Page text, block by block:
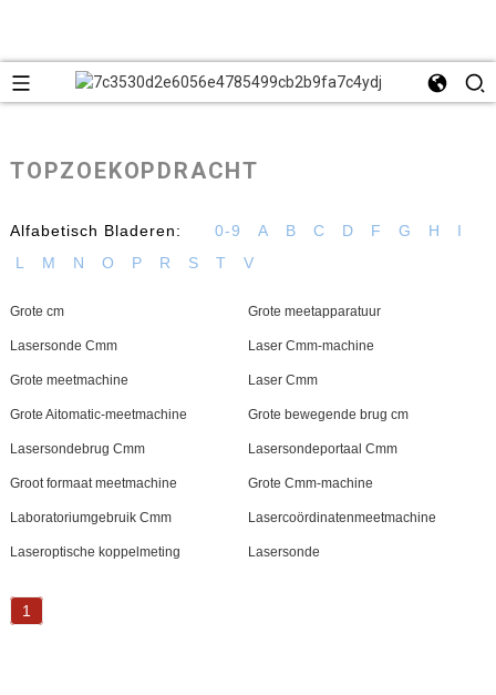
TOPZOEKOPDRACHT
Alfabetisch Bladeren: 0-9 A B C D F G H
I
L
M N O P R S T V
Grote cm Grote meetapparatuur
Lasersonde Cmm Laser Cmm-machine
Grote meetmachine Laser Cmm
Grote Aitomatic-meetmachine Grote bewegende brug cm
Lasersondebrug Cmm Lasersondeportaal Cmm
Groot formaat meetmachine Grote Cmm-machine
Laboratoriumgebruik Cmm Lasercoördinatenmeetmachine
Laseroptische koppelmeting Lasersonde
1